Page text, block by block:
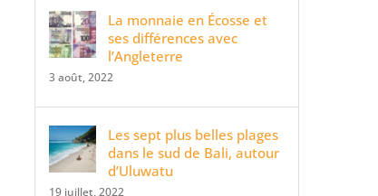
La monnaie en Écosse et
ses différences avec
l’Angleterre
3 août, 2022
Les sept plus belles plages
dans le sud de Bali, autour
d’Uluwatu
19 juillet, 2022